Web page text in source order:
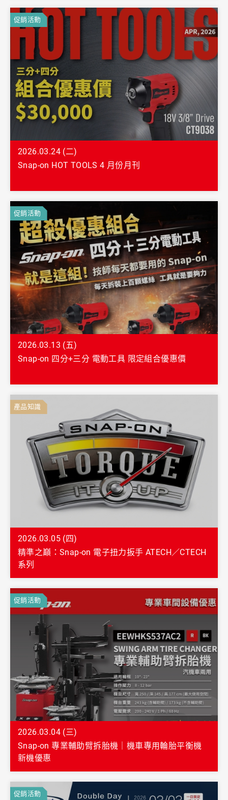
促銷活動
2026.03.24 (二)
Snap-on HOT TOOLS 4 月份月刊
促銷活動
2026.03.13 (五)
Snap-on 四分+三分 電動工具 限定組合優惠價
產品知識
2026.03.05 (四)
精準之巔：Snap-on 電子扭力扳手 ATECH／CTECH
系列
促銷活動
2026.03.04 (三)
Snap-on 專業輔助臂拆胎機｜機車專用輪胎平衡機
新機優惠
促銷活動